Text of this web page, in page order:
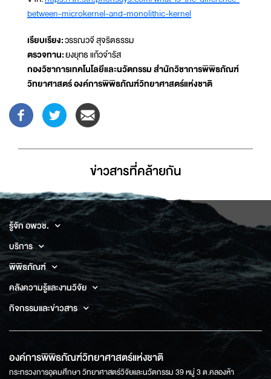
between-microkernel-and-monolithic-kernel
เรียบเรียง:วรรณวจี สุจริตธรรม
ตรวจทาน:ยงยุทธ แก้วจำรัส
กองวิชาการเทคโนโลยีและนวัตกรรม สำนักวิชาการพิพิธภัณฑ์
วิทยาศาสตร์ องค์การพิพิธภัณฑ์วิทยาศาสตร์แห่งชาติ
ข่าวสารที่่คล้ายกัน
รู้จัก อพวช.
บริการ
พิพิธภัณฑ์
คลังความรู้และงานวิจัย
กิจกรรมและข่าวสาร
องค์การพิพิธภัณฑ์วิทยาศาสตร์แห่งชาติ
กระทรวงการอุดมศึกษา วิทยาศาสตร์วิจัยและนวัตกรรม 39 หมู่ 3 ต.คลองห้า